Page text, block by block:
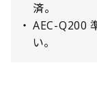
済。
AEC-Q200
い。